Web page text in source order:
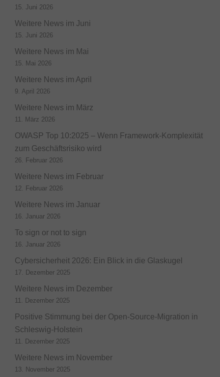
15. Juni 2026
Weitere News im Juni
15. Juni 2026
Weitere News im Mai
15. Mai 2026
Weitere News im April
9. April 2026
Weitere News im März
11. März 2026
OWASP Top 10:2025 – Wenn Framework-Komplexität
zum Geschäftsrisiko wird
26. Februar 2026
Weitere News im Februar
12. Februar 2026
Weitere News im Januar
16. Januar 2026
To sign or not to sign
16. Januar 2026
Cybersicherheit 2026: Ein Blick in die Glaskugel
17. Dezember 2025
Weitere News im Dezember
11. Dezember 2025
Positive Stimmung bei der Open-Source-Migration in
Schleswig-Holstein
11. Dezember 2025
Weitere News im November
13. November 2025